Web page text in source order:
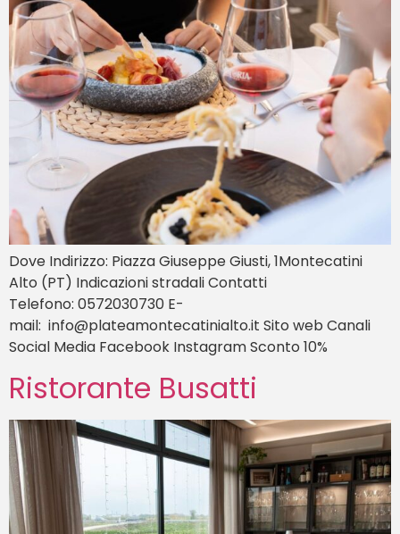
Dove Indirizzo: Piazza Giuseppe Giusti, 1Montecatini
Alto (PT) Indicazioni stradali Contatti
Telefono: 0572030730 E-
mail: info@plateamontecatinialto.it Sito web Canali
Social Media Facebook Instagram Sconto 10%
Ristorante Busatti